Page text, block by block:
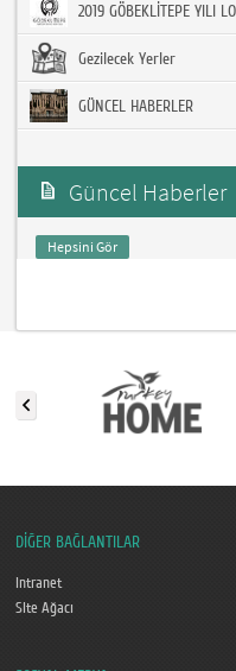
2019 GÖBEKLİTEPE YILI
Gezilecek Yerler
GÜNCEL HABERLER
Güncel Haberler
Hepsini Gör
DİĞER BAĞLANTILAR
Intranet
Site Ağacı